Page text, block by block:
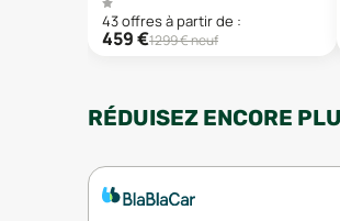
43offresà partir de :
459€1299€ neuf
RÉDUISEZ ENCORE